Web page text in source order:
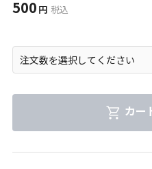
500 円 税込
カー